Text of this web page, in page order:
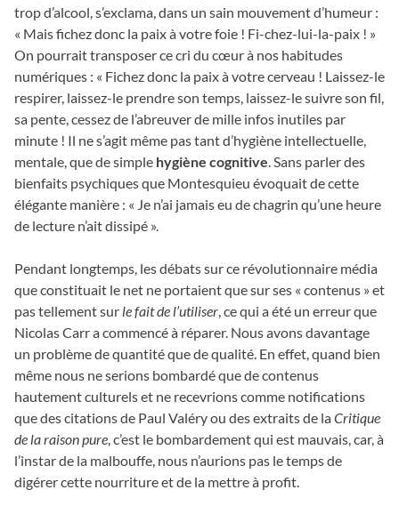
trop d’alcool, s’exclama, dans un sain mouvement d’humeur :
« Mais fichez donc la paix à votre foie ! Fi-chez-lui-la-paix ! »
On pourrait transposer ce cri du cœur à nos habitudes
numériques : « Fichez donc la paix à votre cerveau ! Laissez-le
respirer, laissez-le prendre son temps, laissez-le suivre son fil,
sa pente, cessez de l’abreuver de mille infos inutiles par
minute ! Il ne s’agit même pas tant d’hygiène intellectuelle,
mentale, que de simple hygiène cognitive. Sans parler des
bienfaits psychiques que Montesquieu évoquait de cette
élégante manière : « Je n’ai jamais eu de chagrin qu’une heure
de lecture n’ait dissipé ».
Pendant longtemps, les débats sur ce révolutionnaire média
que constituait le net ne portaient que sur ses « contenus » et
pas tellement sur le fait de l’utiliser, ce qui a été un erreur que
Nicolas Carr a commencé à réparer. Nous avons davantage
un problème de quantité que de qualité. En effet, quand bien
même nous ne serions bombardé que de contenus
hautement culturels et ne recevrions comme notifications
que des citations de Paul Valéry ou des extraits de laCritique
de la raison pure, c’est le bombardement qui est mauvais, car, à
l’instar de la malbouffe, nous n’aurions pas le temps de
digérer cette nourriture et de la mettre à profit.